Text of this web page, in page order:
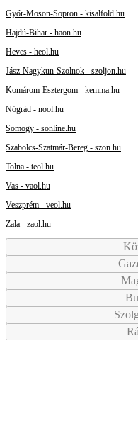
Győr-Moson-Sopron - kisalfold.hu
Hajdú-Bihar - haon.hu
Heves - heol.hu
Jász-Nagykun-Szolnok - szoljon.hu
Komárom-Esztergom - kemma.hu
Nógrád - nool.hu
Somogy - sonline.hu
Szabolcs-Szatmár-Bereg - szon.hu
Tolna - teol.hu
Vas - vaol.hu
Veszprém - veol.hu
Zala - zaol.hu